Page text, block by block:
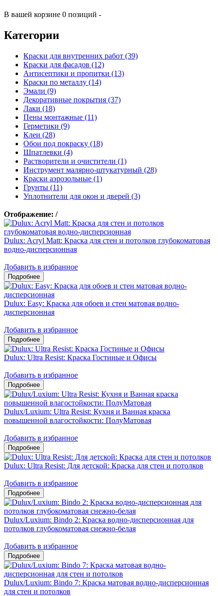
В вашей корзине 0 позиций -
Категории
Краски для внутренних работ (39)
Краски для фасадов (12)
Антисептики и пропитки (13)
Краски по металлу (14)
Эмали (9)
Декоративные покрытия (37)
Лаки (18)
Пены монтажные (11)
Герметики (9)
Клеи (28)
Обои под покраску (18)
Шпатлевки (4)
Растворители и очистители (1)
Инструмент малярно-штукатурный (28)
Краски аэрозольные (1)
Грунты (11)
Уплотнители для окон и дверей (3)
Отображение: /
Dulux: Acryl Matt: Краска для стен и потолков глубокоматовая
водно-дисперсионная
Добавить в избранное
Dulux: Easy: Краска для обоев и стен матовая водно-
дисперсионная
Добавить в избранное
Dulux: Ultra Resist: Краска Гостиные и Офисы
Добавить в избранное
Dulux/Luxium: Ultra Resist: Кухня и Ванная краска
повышенной влагостойкости: ПолуМатовая
Добавить в избранное
Dulux: Ultra Resist: Для детской: Краска для стен и потолков
Добавить в избранное
Dulux/Luxium: Bindo 2: Краска водно-дисперсионная для
потолков глубокоматовая снежно-белая
Добавить в избранное
Dulux/Luxium: Bindo 7: Краска матовая водно-дисперсионная
для стен и потолков